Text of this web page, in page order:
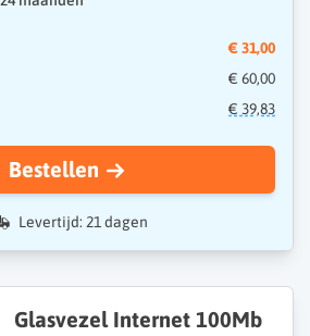
€ 31,00
€ 60,00
€ 39,83
Bestellen
Levertijd: 21 dagen
Glasvezel Internet 100Mb